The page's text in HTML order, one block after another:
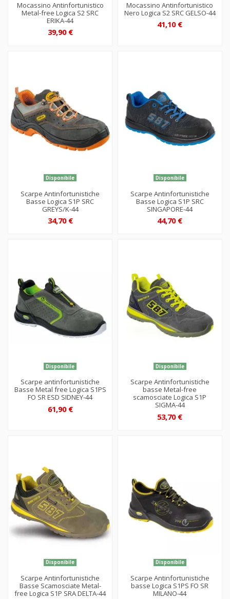
Mocassino Antinfortunistico
Metal-free Logica S2 SRC
ERIKA-44
39,90 €
Mocassino Antinfortunistico
Nero Logica S2 SRC GELSO-44
41,10 €
Disponibile
Scarpe Antinfortunistiche
Basse Logica S1P SRC
GREYS/K-44
34,70 €
Disponibile
Scarpe Antinfortunistiche
Basse Logica S1P SRC
SINGAPORE-44
44,70 €
Disponibile
Scarpe antinfortunistiche
Basse Metal free Logica S1PS
FO SR ESD SIDNEY-44
61,90 €
Disponibile
Scarpe Antinfortunistiche
basse Metal-free
scamosciate Logica S1P
SIGMA-44
53,70 €
Disponibile
Scarpe Antinfortunistiche
Basse Scamosciate Metal-
free Logica S1P SRA DELTA-44
Disponibile
Scarpe Antinfortunistiche
basse Logica S1PS FO SR
MILANO-44